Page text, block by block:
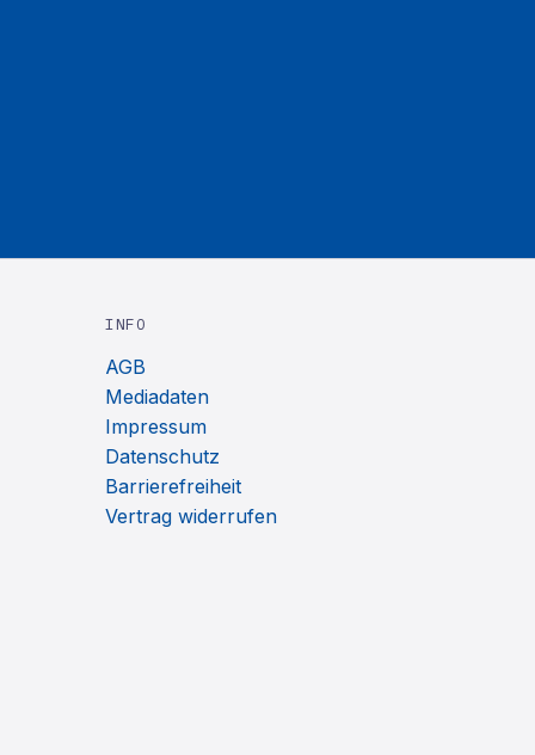
INFO
AGB
Mediadaten
Impressum
Datenschutz
Barrierefreiheit
Vertrag widerrufen